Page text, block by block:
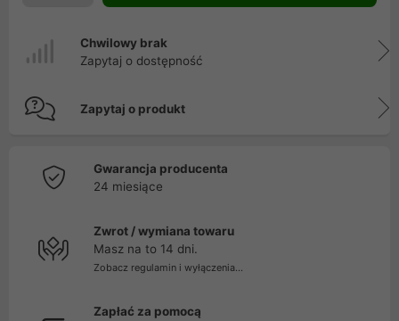
Chwilowy brak
Zapytaj o dostępność
Zapytaj o produkt
Gwarancja producenta
24 miesiące
Zwrot / wymiana towaru
Masz na to 14 dni.
Zobacz regulamin i wyłączenia...
Zapłać za pomocą